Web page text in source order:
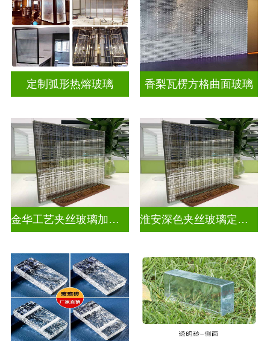
定制弧形热熔玻璃 香梨瓦楞方格曲面玻璃
金华工艺夹丝玻璃加工厂家 淮安深色夹丝玻璃定做厂家